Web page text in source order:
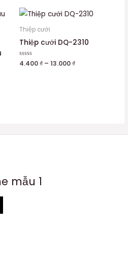
Thiệp cưới
Thiệp cưới DQ-2310
Được
xếp
4.400₫ – 13.000₫
mẫu 1